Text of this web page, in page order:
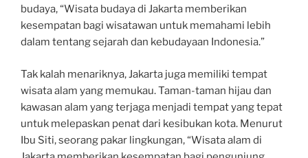
budaya, “Wisata budaya di Jakarta memberikan
kesempatan bagi wisatawan untuk memahami lebih
dalam tentang sejarah dan kebudayaan Indonesia.”
Tak kalah menariknya, Jakarta juga memiliki tempat
wisata alam yang memukau. Taman-taman hijau dan
kawasan alam yang terjaga menjadi tempat yang tepat
untuk melepaskan penat dari kesibukan kota. Menurut
Ibu Siti, seorang pakar lingkungan, “Wisata alam di